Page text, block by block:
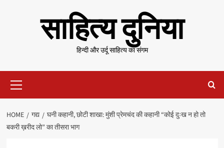
साहित्य दुनिया
हिन्दी और उर्दू साहित्य का संगम
Menu
HOME गद्य
घनी कहानी, छोटी शाखा: मुंशी प्रेमचंद की कहानी “कोई दुःख न हो तो
बकरी ख़रीद लो” का तीसरा भाग